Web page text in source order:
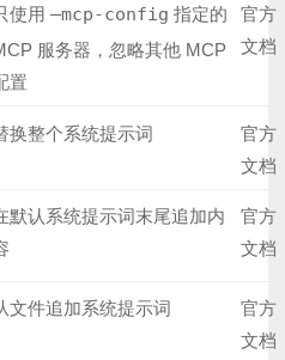
使用 –mcp-config 指定的
服务器，忽略其他 MCP
置
官方
文档
换整个系统提示词
官方
文档
默认系统提示词末尾追加内
官方
文档
文件追加系统提示词
官方
文档